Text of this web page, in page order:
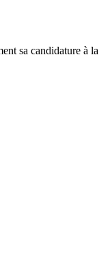
sa candidature à la